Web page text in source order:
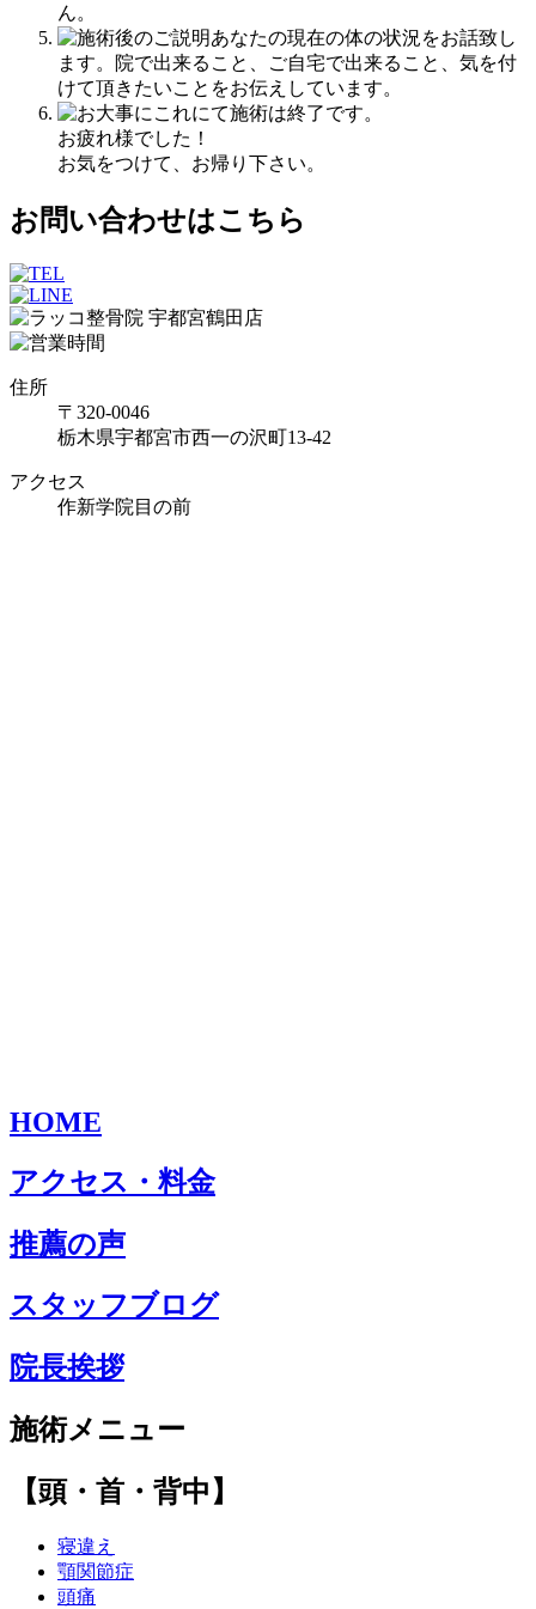
ん。
あなたの現在の体の状況をお話致し
ます。院で出来ること、ご自宅で出来ること、気を付
けて頂きたいことをお伝えしています。
これにて施術は終了です。
お疲れ様でした！
お気をつけて、お帰り下さい。
お問い合わせはこちら
住所
〒320-0046
栃木県宇都宮市西一の沢町13-42
アクセス
作新学院目の前
HOME
アクセス・料金
推薦の声
スタッフブログ
院長挨拶
施術メニュー
【頭・首・背中】
寝違え
顎関節症
頭痛